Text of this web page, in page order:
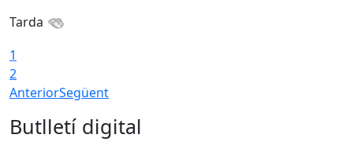
Tarda
1
2
AnteriorSegüent
Butlletí digital